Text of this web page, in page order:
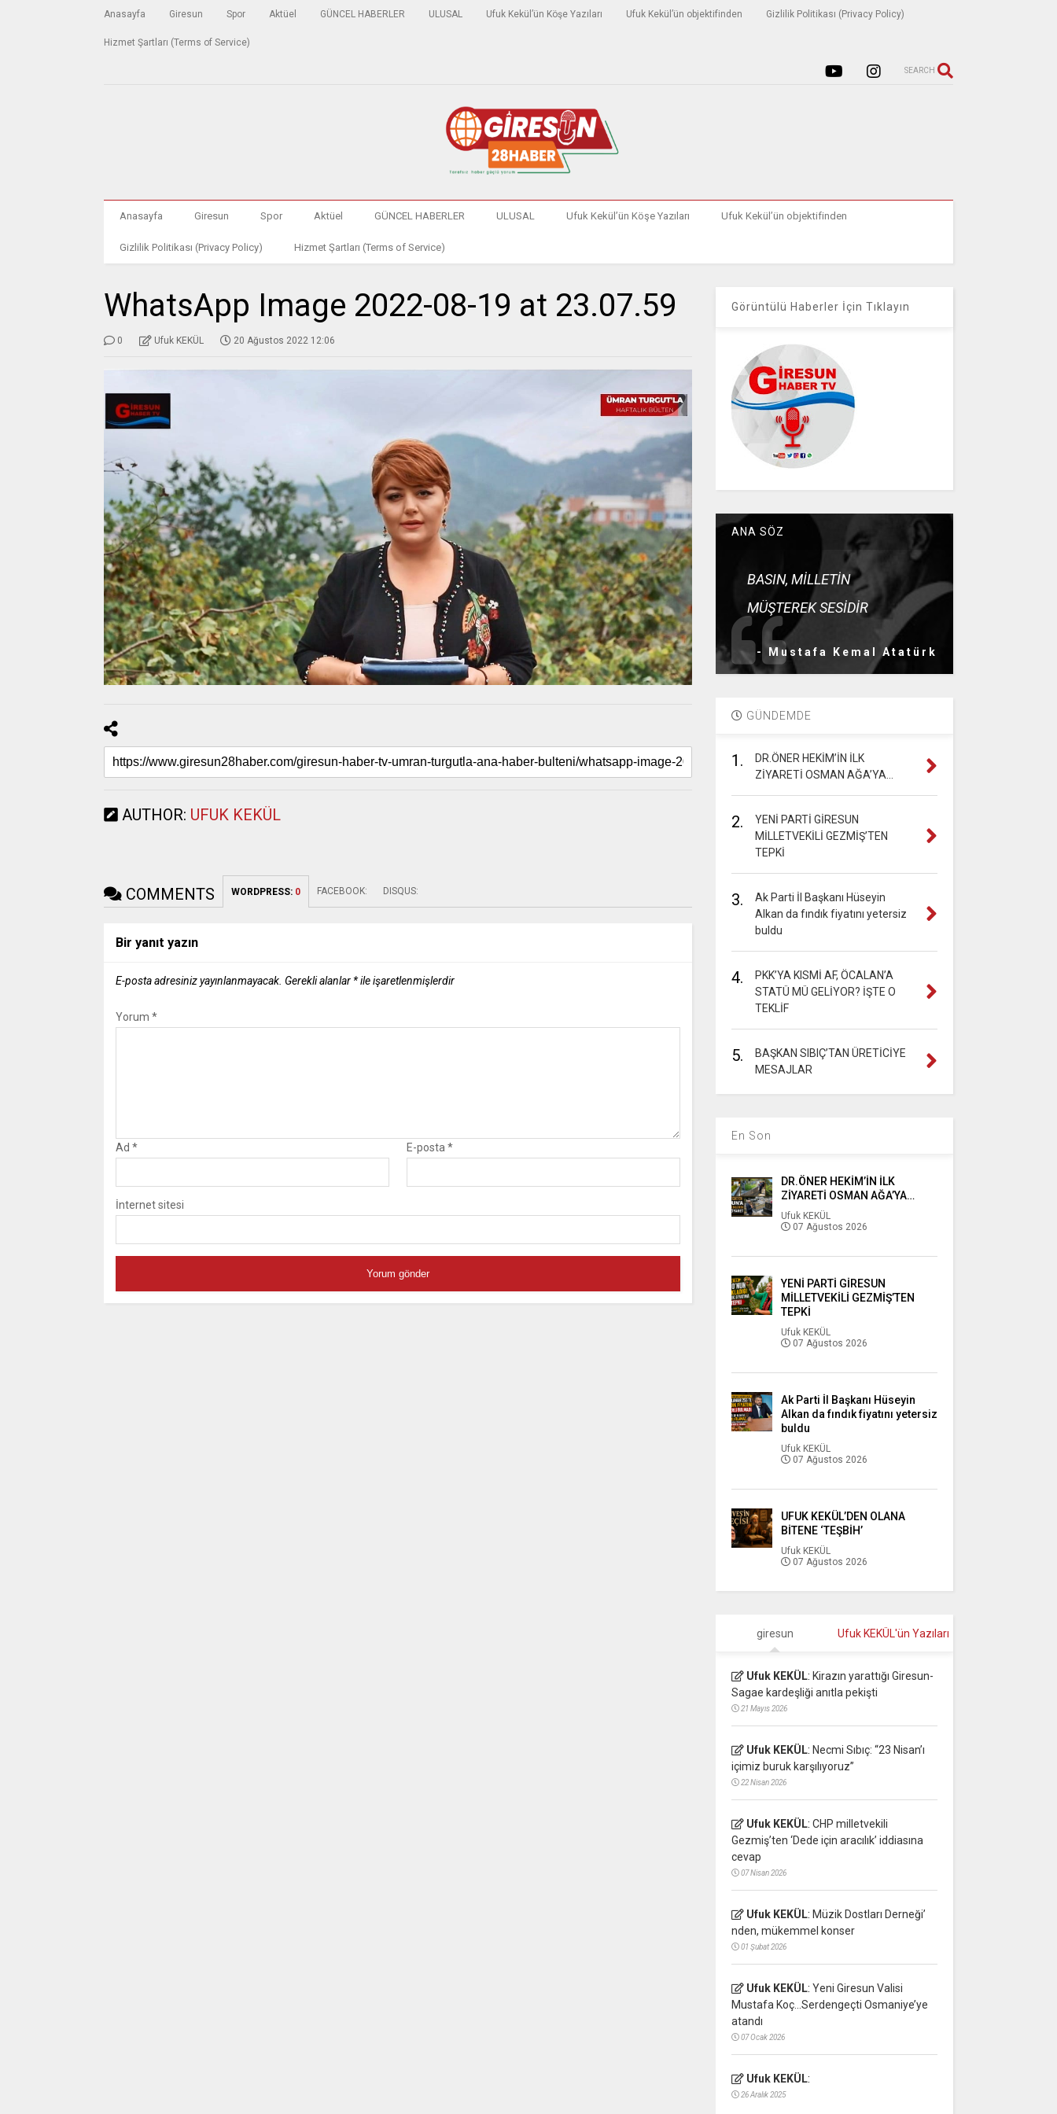
Anasayfa Giresun Spor Aktüel GÜNCEL HABERLER ULUSAL Ufuk Kekül’ün Köşe Yazıları Ufuk Kekül’ün objektifinden Gizlilik Politikası (Privacy Policy)
Hizmet Şartları (Terms of Service)
SEARCH
Anasayfa Giresun Spor Aktüel GÜNCEL HABERLER ULUSAL Ufuk Kekül’ün Köşe Yazıları Ufuk Kekül’ün objektifinden
Gizlilik Politikası (Privacy Policy) Hizmet Şartları (Terms of Service)
WhatsApp Image 2022-08-19 at 23.07.59
0 Ufuk KEKÜL 20 Ağustos 2022 12:06
AUTHOR: UFUK KEKÜL
COMMENTS WORDPRESS: 0 FACEBOOK: DISQUS:
Bir yanıt yazın
E-posta adresiniz yayınlanmayacak. Gerekli alanlar *ile işaretlenmişlerdir
Yorum *
Ad * E-posta *
İnternet sitesi
Görüntülü Haberler İçin Tıklayın
ANA SÖZ
BASIN, MİLLETİN
MÜŞTEREK SESİDİR
- Mustafa Kemal Atatürk
GÜNDEMDE
1.
DR.ÖNER HEKİM’İN İLK
ZİYARETİ OSMAN AĞA’YA…
2.
YENİ PARTİ GİRESUN
MİLLETVEKİLİ GEZMİŞ’TEN
TEPKİ
3.
Ak Parti İl Başkanı Hüseyin
Alkan da fındık fiyatını yetersiz
buldu
4.
PKK’YA KISMİ AF, ÖCALAN’A
STATÜ MÜ GELİYOR? İŞTE O
TEKLİF
5.
BAŞKAN SIBIÇ’TAN ÜRETİCİYE
MESAJLAR
En Son
DR.ÖNER HEKİM’İN İLK
ZİYARETİ OSMAN AĞA’YA…
Ufuk KEKÜL
07 Ağustos 2026
YENİ PARTİ GİRESUN
MİLLETVEKİLİ GEZMİŞ’TEN
TEPKİ
Ufuk KEKÜL
07 Ağustos 2026
Ak Parti İl Başkanı Hüseyin
Alkan da fındık fiyatını yetersiz
buldu
Ufuk KEKÜL
07 Ağustos 2026
UFUK KEKÜL’DEN OLANA
BİTENE ‘TEŞBİH’
Ufuk KEKÜL
07 Ağustos 2026
giresun Ufuk KEKÜL'ün Yazıları
Ufuk KEKÜL: Kirazın yarattığı Giresun-
Sagae kardeşliği anıtla pekişti
21 Mayıs 2026
Ufuk KEKÜL: Necmi Sıbıç: “23 Nisan’ı
içimiz buruk karşılıyoruz”
22 Nisan 2026
Ufuk KEKÜL: CHP milletvekili
Gezmiş’ten ‘Dede için aracılık’ iddiasına
cevap
07 Nisan 2026
Ufuk KEKÜL: Müzik Dostları Derneği’
nden, mükemmel konser
01 Şubat 2026
Ufuk KEKÜL: Yeni Giresun Valisi
Mustafa Koç…Serdengeçti Osmaniye’ye
atandı
07 Ocak 2026
Ufuk KEKÜL:
26 Aralık 2025